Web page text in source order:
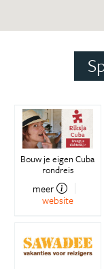
Bouw je eigen Cuba
rondreis
meer
website